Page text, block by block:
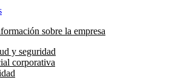
sobre la empresa
y seguridad
corporativa